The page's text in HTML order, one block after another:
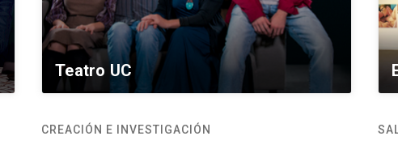
Teatro UC
CREACIÓN E INVESTIGACIÓN